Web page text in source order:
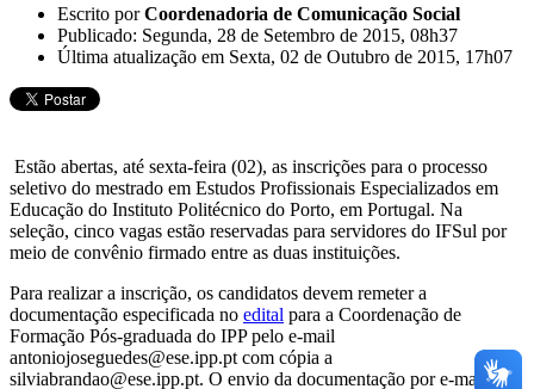
Escrito porCoordenadoria de Comunicação Social
Publicado: Segunda, 28 de Setembro de 2015, 08h37
Última atualização em Sexta, 02 de Outubro de 2015, 17h07
Estão abertas, até sexta-feira (02), as inscrições para o processo
seletivo do mestrado em Estudos Profissionais Especializados em
Educação do Instituto Politécnico do Porto, em Portugal. Na
seleção, cinco vagas estão reservadas para servidores do IFSul por
meio de convênio firmado entre as duas instituições.
Para realizar a inscrição, os candidatos devem remeter a
documentação especificada no edital para a Coordenação de
Formação Pós-graduada do IPP pelo e-mail
antoniojoseguedes@ese.ipp.pt com cópia a
silviabrandao@ese.ipp.pt. O envio da documentação por e-mail foi